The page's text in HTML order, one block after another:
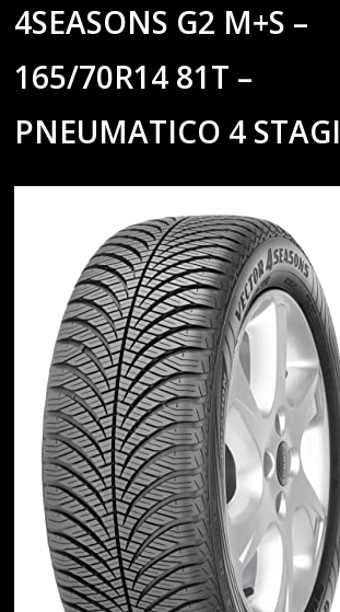
4SEASONS G2 M+S –
165/70R14 81T –
PNEUMATICO 4